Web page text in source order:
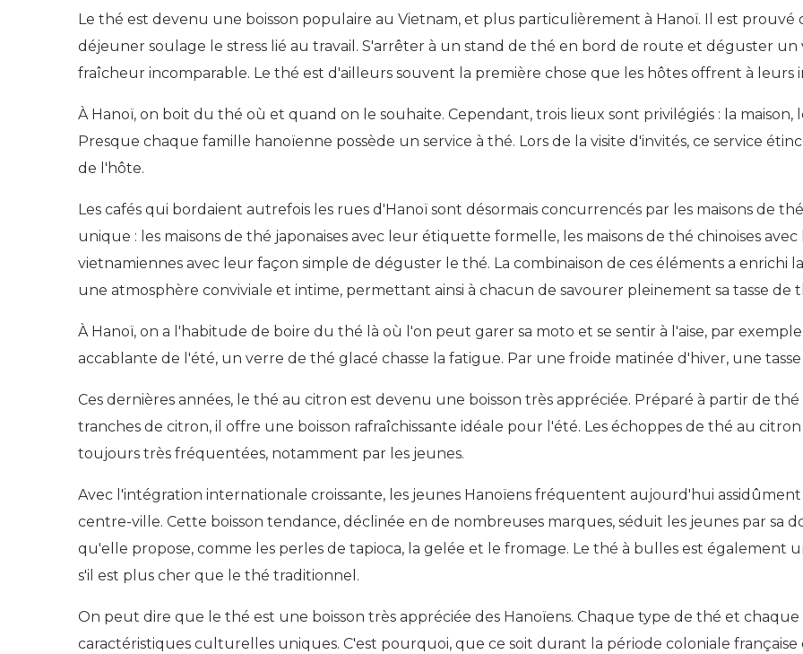
Le thé est devenu une boisson populaire au Vietnam, et plus particulièrement à Hanoï. Il est
déjeuner soulage le stress lié au travail. S'arrêter à un stand de thé en bord de route et déguster
fraîcheur incomparable. Le thé est d'ailleurs souvent la première chose que les hôtes offrent à leurs
À Hanoï, on boit du thé où et quand on le souhaite. Cependant, trois lieux sont privilégiés : la maison,
Presque chaque famille hanoïenne possède un service à thé. Lors de la visite d'invités, ce service
de l'hôte.
Les cafés qui bordaient autrefois les rues d'Hanoï sont désormais concurrencés par les maisons de
unique : les maisons de thé japonaises avec leur étiquette formelle, les maisons de thé chinoises
vietnamiennes avec leur façon simple de déguster le thé. La combinaison de ces éléments a
une atmosphère conviviale et intime, permettant ainsi à chacun de savourer pleinement sa tasse de
À Hanoï, on a l'habitude de boire du thé là où l'on peut garer sa moto et se sentir à l'aise, par
accablante de l'été, un verre de thé glacé chasse la fatigue. Par une froide matinée d'hiver, une
Ces dernières années, le thé au citron est devenu une boisson très appréciée. Préparé à partir de
tranches de citron, il offre une boisson rafraîchissante idéale pour l'été. Les échoppes de thé au
toujours très fréquentées, notamment par les jeunes.
Avec l'intégration internationale croissante, les jeunes Hanoïens fréquentent aujourd'hui
centre-ville. Cette boisson tendance, déclinée en de nombreuses marques, séduit les jeunes par sa
qu'elle propose, comme les perles de tapioca, la gelée et le fromage. Le thé à bulles est également
s'il est plus cher que le thé traditionnel.
On peut dire que le thé est une boisson très appréciée des Hanoïens. Chaque type de thé et
caractéristiques culturelles uniques. C'est pourquoi, que ce soit durant la période coloniale